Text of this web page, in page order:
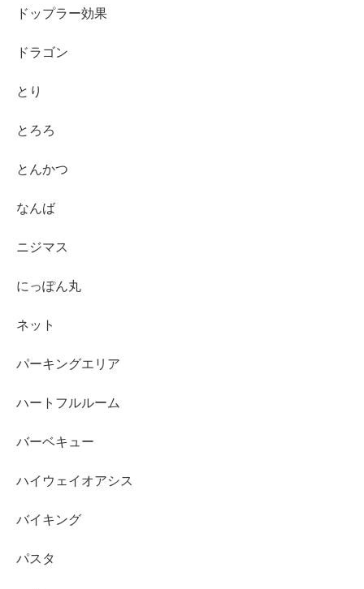
ドップラー効果
ドラゴン
とり
とろろ
とんかつ
なんば
ニジマス
にっぽん丸
ネット
パーキングエリア
ハートフルルーム
バーベキュー
ハイウェイオアシス
バイキング
パスタ